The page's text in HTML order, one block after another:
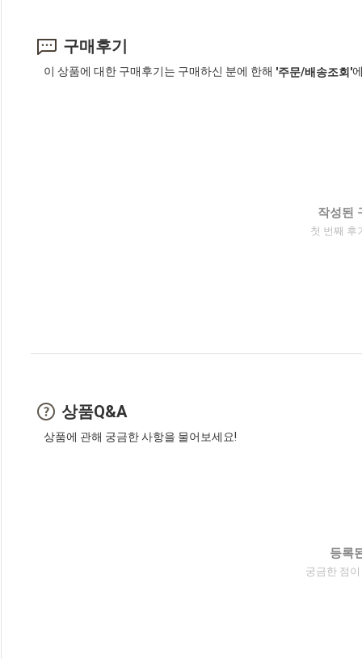
구매후기
이 상품에 대한 구매후기는 구매하신 분에 한해 '주문/배송조회'
작성된
첫 번째 후
상품Q&A
상품에 관해 궁금한 사항을 물어보세요!
등록
궁금한 점